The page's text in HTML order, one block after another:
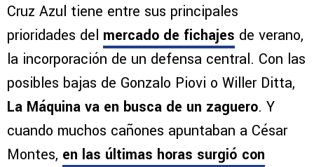
Cruz Azul tiene entre sus principales
prioridades del mercado de fichajes de verano,
la incorporación de un defensa central. Con las
posibles bajas de Gonzalo Piovi o Willer Ditta,
La Máquina va en busca de un zaguero. Y
cuando muchos cañones apuntaban a César
Montes, en las últimas horas surgió con